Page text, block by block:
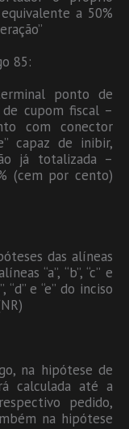
a 50%
85:
ponto de
de cupom fiscal –
com conector
capaz de inibir,
já totalizada –
(cem por cento)
das alíneas
“a”, “b”, “c” e
“d” e “e” do inciso
na hipótese de
calculada até a
pedido,
na hipótese